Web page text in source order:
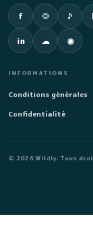
f
Facebook
◎
Instagram♪
TikTok
in
LinkedIn ☁
SoundCloud
◉
Spotify
INFORMATIONS
Conditions générales
Confidentialité
© 2026 Wildly. Tous